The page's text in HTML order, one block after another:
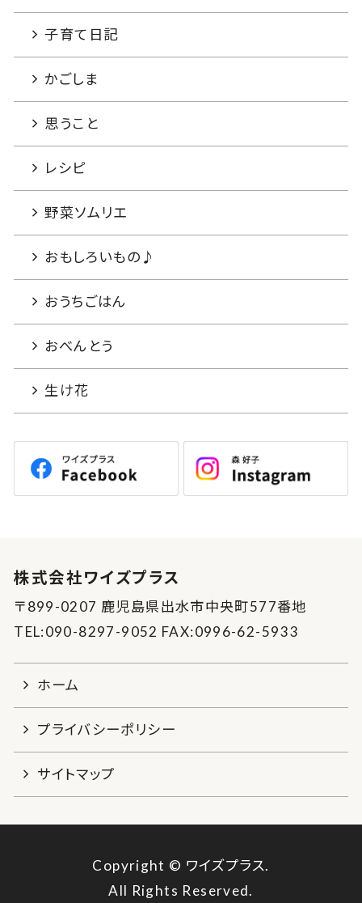
子育て日記
かごしま
思うこと
レシピ
野菜ソムリエ
おもしろいもの♪
おうちごはん
おべんとう
生け花
株式会社ワイズプラス
〒899-0207 鹿児島県出水市中央町577番地
TEL:090-8297-9052 FAX:0996-62-5933
ホーム
プライバシーポリシー
サイトマップ
Copyright © ワイズプラス.
All Rights Reserved.